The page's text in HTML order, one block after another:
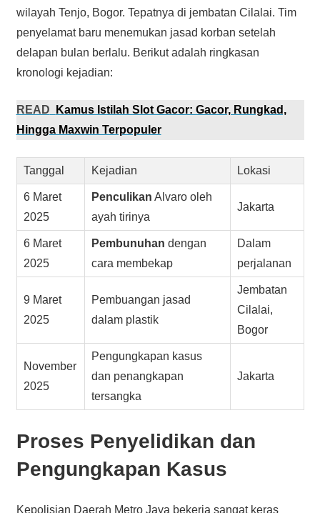
wilayah Tenjo, Bogor. Tepatnya di jembatan Cilalai. Tim
penyelamat baru menemukan jasad korban setelah
delapan bulan berlalu. Berikut adalah ringkasan
kronologi kejadian:
READ
Kamus Istilah Slot Gacor: Gacor, Rungkad,
Hingga Maxwin Terpopuler
Tanggal Kejadian Lokasi
6 Maret
2025
Penculikan Alvaro oleh
ayah tirinya
Jakarta
6 Maret
2025
Pembunuhan dengan
cara membekap
Dalam
perjalanan
9 Maret
2025
Pembuangan jasad
dalam plastik
Jembatan
Cilalai,
Bogor
November
2025
Pengungkapan kasus
dan penangkapan
tersangka
Jakarta
Proses Penyelidikan dan
Pengungkapan Kasus
Kepolisian Daerah Metro Jaya bekerja sangat keras